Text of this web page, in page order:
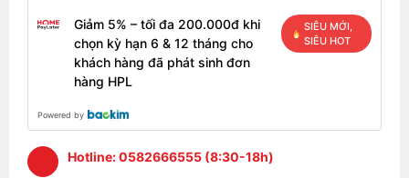
Giảm 5% – tối đa 200.000đ khi
chọn kỳ hạn 6 & 12 tháng cho
khách hàng đã phát sinh đơn
hàng HPL
SIÊU MỚI,
SIÊU HOT
Powered by
Hotline:0582666555 (8:30-18h)